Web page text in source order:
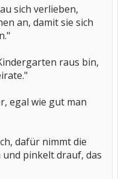
sich verlieben,
an, damit sie sich
raus bin,
egal wie gut man
dafür nimmt die
pinkelt drauf, das